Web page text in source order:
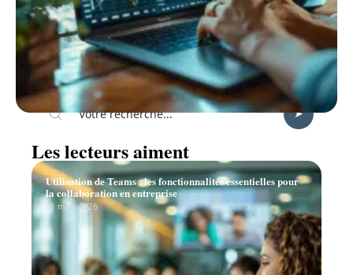
Recherche
Les lecteurs aiment
Utilisation de Teams : les fonctionnalités essentielles pour
la collaboration en entreprise
11 mars 2026